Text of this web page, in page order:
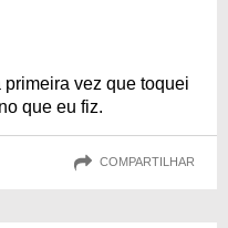
vez que toquei
que eu fiz.
COMPARTILHAR